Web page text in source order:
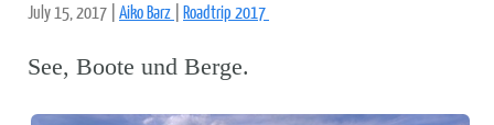
July 15, 2017 Aiko Barz Roadtrip 2017
See, Boote und Berge.